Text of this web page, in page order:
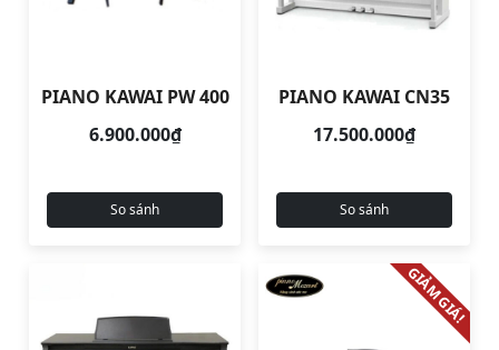
PIANO KAWAI PW 400
6.900.000₫
So sánh
PIANO KAWAI CN35
17.500.000₫
So sánh
GIẢM GIÁ!